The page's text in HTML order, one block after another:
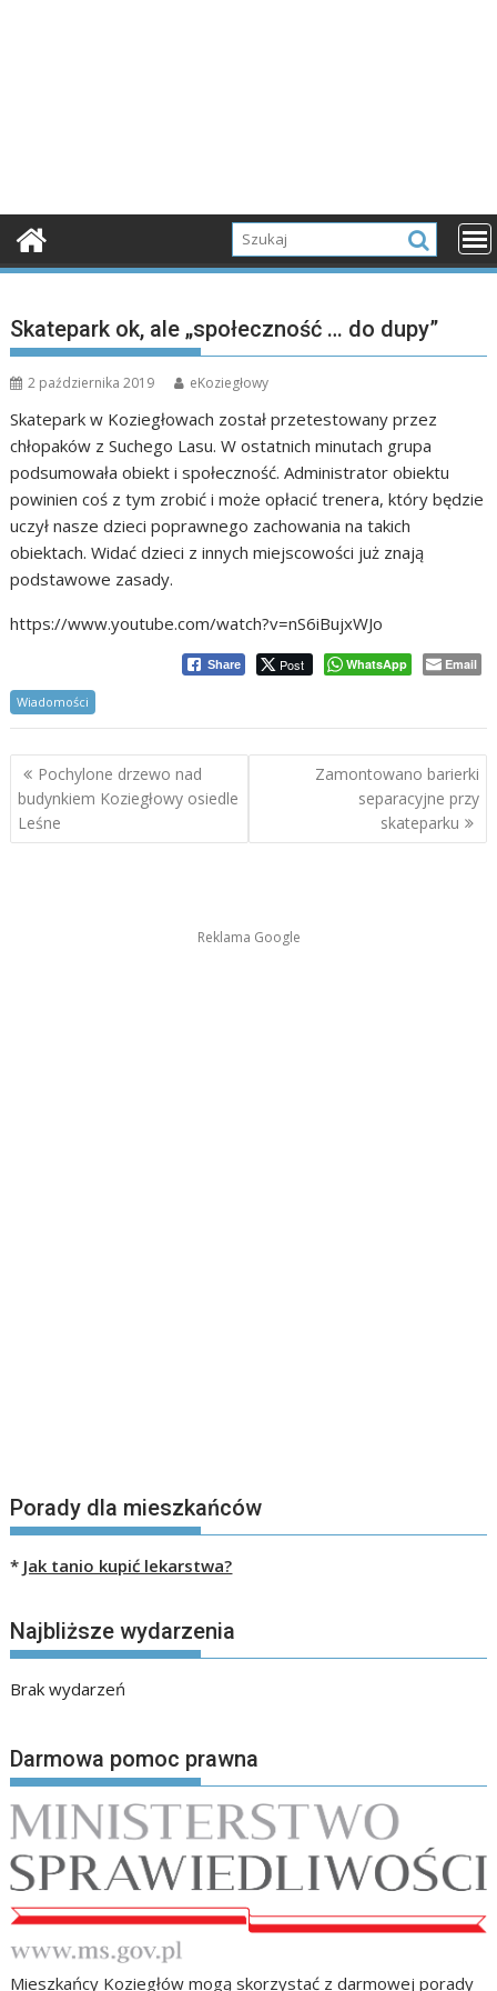
Skatepark ok, ale „społeczność … do dupy”
2 października 2019 eKoziegłowy
Skatepark w Koziegłowach został przetestowany przez
chłopaków z Suchego Lasu. W ostatnich minutach grupa
podsumowała obiekt i społeczność. Administrator obiektu
powinien coś z tym zrobić i może opłacić trenera, który będzie
uczył nasze dzieci poprawnego zachowania na takich
obiektach. Widać dzieci z innych miejscowości już znają
podstawowe zasady.
https://www.youtube.com/watch?v=nS6iBujxWJo
Share Post WhatsApp Email
Wiadomości
Nawigacja
wpisu
Pochylone drzewo nad
budynkiem Koziegłowy osiedle
Leśne
Zamontowano barierki
separacyjne przy
skateparku
Reklama Google
Porady dla mieszkańców
* Jak tanio kupić lekarstwa?
Najbliższe wydarzenia
Brak wydarzeń
Darmowa pomoc prawna
Mieszkańcy Koziegłów mogą skorzystać z darmowej porady